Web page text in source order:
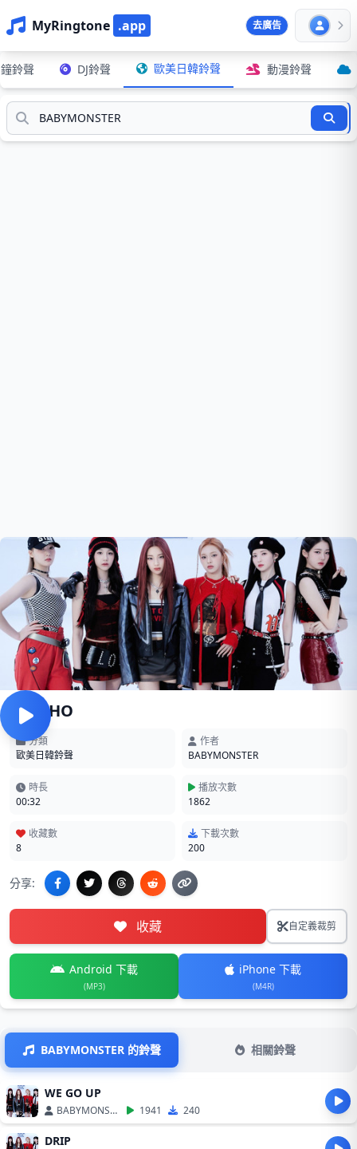
MyRingtone .app 去廣告
鈴聲 DJ鈴聲 歐美日韓鈴聲 動漫鈴聲
PSYCHO
分類
歐美日韓鈴聲
作者
BABYMONSTER
時長
00:32
播放次數
1862
收藏數
8
下載次數
200
分享:
收藏 自定義裁剪
Android 下載
(MP3)
iPhone 下載
(M4R)
BABYMONSTER 的鈴聲 相關鈴聲
WE GO UP
BABYMONSTER 1941 240
DRIP